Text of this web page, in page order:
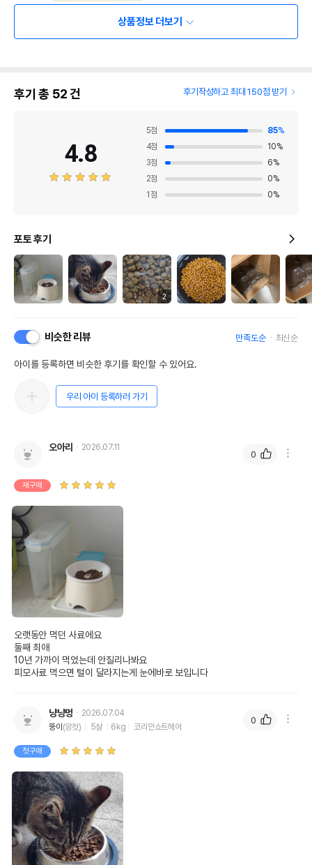
상품정보 더보기
후기 총 52건 후기작성하고 최대 150점 받기
4.8
5점 85%
4점 10%
3점 6%
2점 0%
1 점 0%
포토 후기
2
비슷한 리뷰 만족도순 최신순
아이를 등록하면 비슷한 후기를 확인할 수 있어요.
우리 아이 등록하러 가기
오아리 2026.07.11
재구매
오랫동안 먹던 사료에요
둘째 최애
10년 가까이 먹었는데 안질리나봐요
피모사료 먹으면 털이 달라지는게 눈에바로 보입니다
0
냥냥멍
2026.07.04
뚱이 (암컷) 5살 6kg 코리안쇼트헤어
첫구매
0